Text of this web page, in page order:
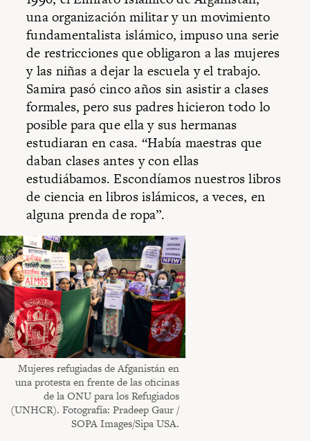
una organización militar y un movimiento
fundamentalista islámico, impuso una serie
de restricciones que obligaron a las mujeres
y las niñas a dejar la escuela y el trabajo.
Samira pasó cinco años sin asistir a clases
formales, pero sus padres hicieron todo lo
posible para que ella y sus hermanas
estudiaran en casa. “Había maestras que
daban clases antes y con ellas
estudiábamos. Escondíamos nuestros libros
de ciencia en libros islámicos, a veces, en
alguna prenda de ropa”.
Mujeres refugiadas de Afganistán en
una protesta en frente de las oficinas
de la ONU para los Refugiados
(UNHCR). Fotografía: Pradeep Gaur /
SOPA Images/Sipa USA.